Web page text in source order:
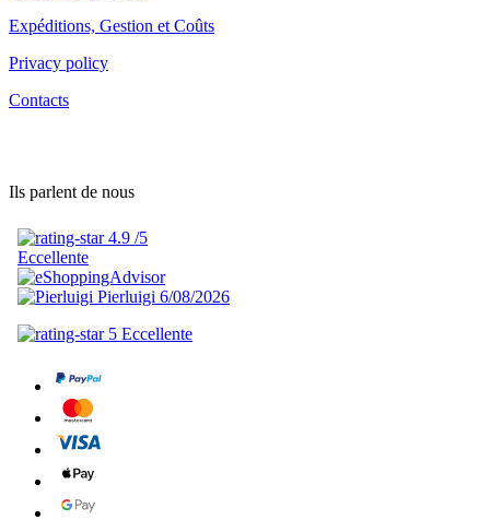
Expéditions, Gestion et Coûts
Privacy policy
Contacts
Ils parlent de nous